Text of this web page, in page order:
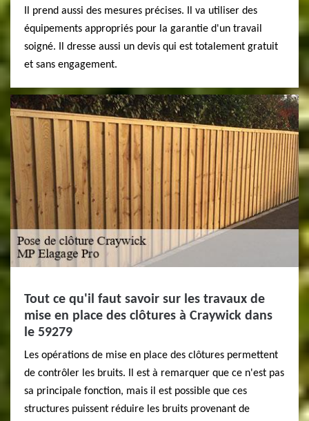
Il prend aussi des mesures précises. Il va utiliser des
équipements appropriés pour la garantie d'un travail
soigné. Il dresse aussi un devis qui est totalement gratuit
et sans engagement.
Tout ce qu'il faut savoir sur les travaux de
mise en place des clôtures à Craywick dans
le 59279
Les opérations de mise en place des clôtures permettent
de contrôler les bruits. Il est à remarquer que ce n'est pas
sa principale fonction, mais il est possible que ces
structures puissent réduire les bruits provenant de